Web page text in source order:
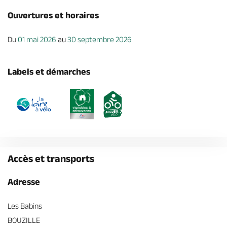
Ouvertures et horaires
Du 01 mai 2026 au30 septembre 2026
Labels et démarches
Accès et transports
Adresse
Les Babins
BOUZILLE